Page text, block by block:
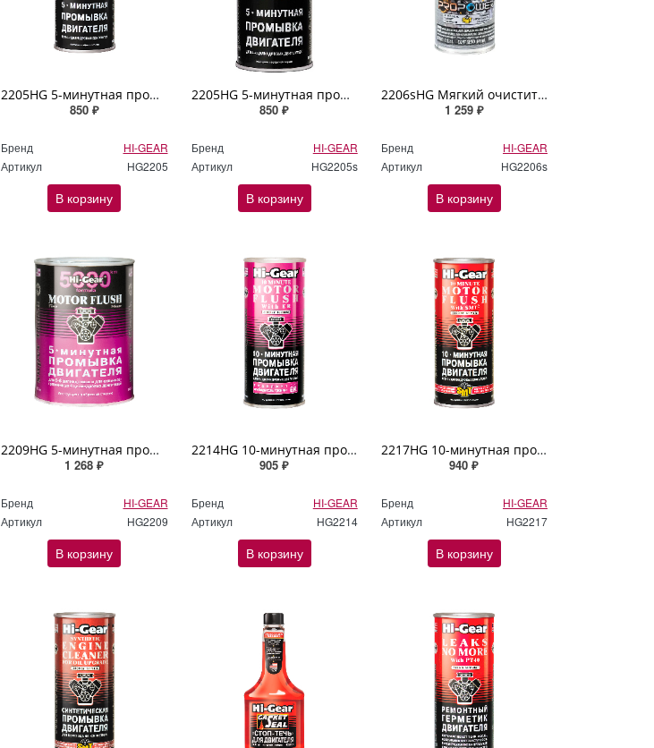
2205HG 5-минутная промывка двигателя Hi Gear 444мл
850 ₽
Бренд
HI-GEAR
Артикул
HG2205
В корзину
2205HG 5-минутная промывка двигателя Hi Gear 444мл.
850 ₽
Бренд
HI-GEAR
Артикул
HG2205s
В корзину
2206sHG Мягкий очиститель двигателя со средним и сильным износом с SMT2 Hi Gear 444мл
1 259 ₽
Бренд
HI-GEAR
Артикул
HG2206s
В корзину
2209HG 5-минутная промывка двигателя для особо загрязненных двигателей Hi Gear 887мл
1 268 ₽
Бренд
HI-GEAR
Артикул
HG2209
В корзину
2214HG 10-минутная промывка двигателя с ER Hi Gear 444мл
905 ₽
Бренд
HI-GEAR
Артикул
HG2214
В корзину
2217HG 10-минутная промывка двигателя с SMT Hi Gear 444мл
940 ₽
Бренд
HI-GEAR
Артикул
HG2217
В корзину